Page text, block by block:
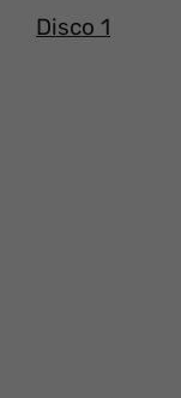
Disco 1